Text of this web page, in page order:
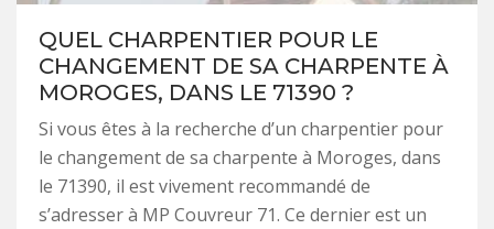
QUEL CHARPENTIER POUR LE
CHANGEMENT DE SA CHARPENTE À
MOROGES, DANS LE 71390 ?
Si vous êtes à la recherche d’un charpentier pour
le changement de sa charpente à Moroges, dans
le 71390, il est vivement recommandé de
s’adresser à MP Couvreur 71. Ce dernier est un